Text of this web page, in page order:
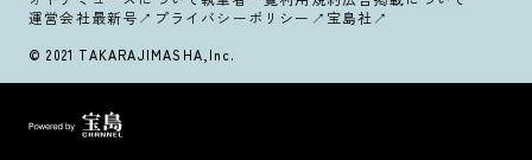
運営会社最新号 プライバシーポリシー 宝島社
© 2021 TAKARAJIMASHA,Inc.